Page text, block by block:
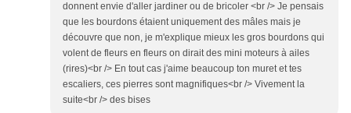
donnent envie d'aller jardiner ou de bricoler <br /> Je pensais
que les bourdons étaient uniquement des mâles mais je
découvre que non, je m'explique mieux les gros bourdons qui
volent de fleurs en fleurs on dirait des mini moteurs à ailes
(rires)<br /> En tout cas j'aime beaucoup ton muret et tes
escaliers, ces pierres sont magnifiques<br /> Vivement la
suite<br /> des bises